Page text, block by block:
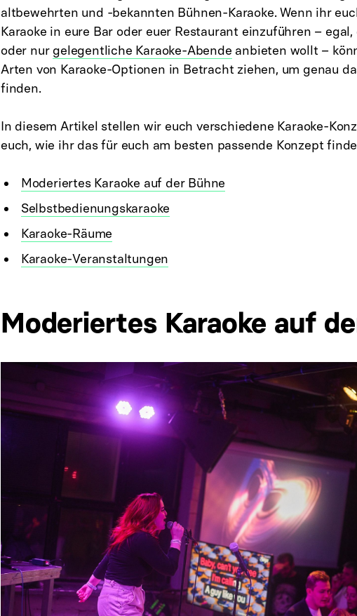
altbewehrten und -bekannten Bühnen-Karaoke. Wenn ihr
Karaoke in eure Bar oder euer Restaurant einzuführen –
oder nur gelegentliche Karaoke-Abende anbieten wollt –
Arten von Karaoke-Optionen in Betracht ziehen, um genau
finden.
In diesem Artikel stellen wir euch verschiedene Karaoke-
euch, wie ihr das für euch am besten passende Konzept
Moderiertes Karaoke auf der Bühne
Selbstbedienungskaraoke
Karaoke-Räume
Karaoke-Veranstaltungen
Moderiertes Karaoke auf